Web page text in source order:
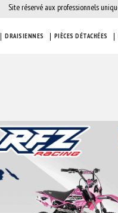
Site réservé aux professionnels
DRAISIENNES PIÈCES DÉTACHÉES